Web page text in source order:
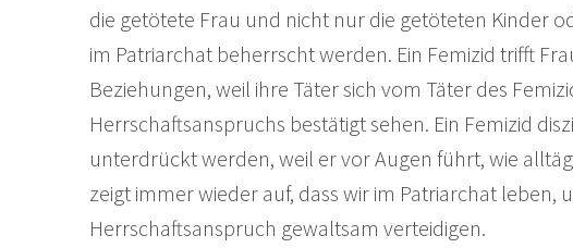
die getötete Frau und nicht nur die getöteten Kinder
im Patriarchat beherrscht werden. Ein Femizid trifft
Beziehungen, weil ihre Täter sich vom Täter des
Herrschaftsanspruchs bestätigt sehen. Ein Femizid
unterdrückt werden, weil er vor Augen führt, wie
zeigt immer wieder auf, dass wir im Patriarchat leben,
Herrschaftsanspruch gewaltsam verteidigen.